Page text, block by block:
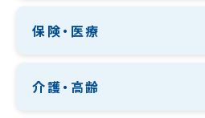
保険・医療
介護・高齢